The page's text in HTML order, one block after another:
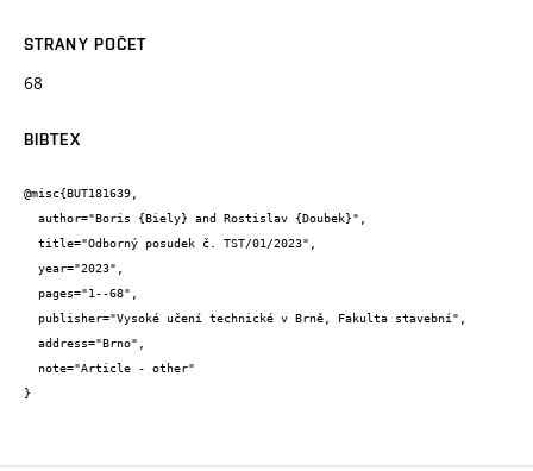
STRANY POČET
68
BIBTEX
@misc{BUT181639,
}